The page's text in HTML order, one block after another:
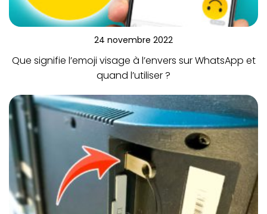
24 novembre 2022
Que signifie l’emoji visage à l’envers sur WhatsApp et
quand l’utiliser ?